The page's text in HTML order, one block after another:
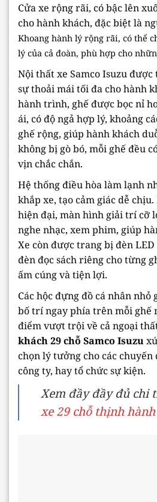
Cửa xe rộng rãi, có bậc lên
cho hành khách, đặc biệt là
Khoang hành lý rộng rãi, có thể
lý của cả đoàn, phù hợp cho
Nội thất xe Samco Isuzu
sự thoải mái tối đa cho hành
hành trình, ghế được bọc nỉ
ái, có độ ngả hợp lý, khoảng
ghế rộng, giúp hành khách
không bị gò bó, mỗi ghế đều
vịn chắc chắn.
Hệ thống điều hòa làm lạnh
khắp xe, tạo cảm giác dễ
hiện đại, màn hình giải trí cỡ
nghe nhạc, xem phim, giúp
Xe còn được trang bị đèn
đèn đọc sách riêng cho từng
ấm cúng và tiện lợi.
Các hộc đựng đồ cá nhân
bố trí ngay phía trên mỗi ghế
điểm vượt trội về cả ngoại
khách 29 chỗ Samco Isuzu
chọn lý tưởng cho các
công ty, hay tổ chức sự kiện.
Xem đầy đầy đủ chi
xe 29 chỗ thịnh